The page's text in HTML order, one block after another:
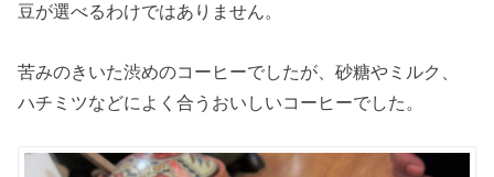
豆が選べるわけではありません。
苦みのきいた渋めのコーヒーでしたが、砂糖やミルク、
ハチミツなどによく合うおいしいコーヒーでした。